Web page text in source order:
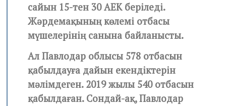
сайын 15-тен 30 АЕК беріледі.
Жәрдемақының көлемі отбасы
мүшелерінің санына байланысты.
Ал Павлодар облысы 578 отбасын
қабылдауға дайын екендіктерін
мәлімдеген. 2019 жылы 540 отбасын
қабылдаған. Сондай-ақ, Павлодар